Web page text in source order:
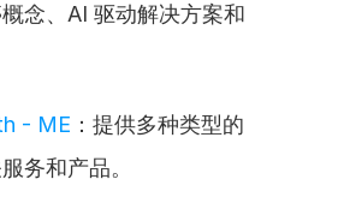
念、AI 驱动解决方案和
- ME ：提供多种类型的
务和产品。